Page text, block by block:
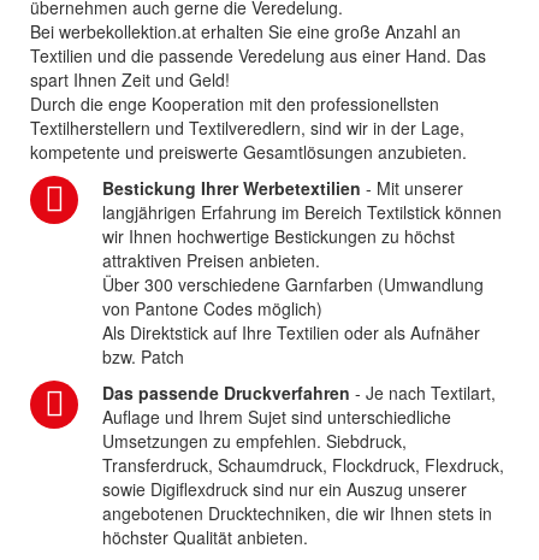
übernehmen auch gerne die Veredelung.
Bei werbekollektion.at erhalten Sie eine große Anzahl an
Textilien und die passende Veredelung aus einer Hand. Das
spart Ihnen Zeit und Geld!
Durch die enge Kooperation mit den professionellsten
Textilherstellern und Textilveredlern, sind wir in der Lage,
kompetente und preiswerte Gesamtlösungen anzubieten.
Bestickung Ihrer Werbetextilien - Mit unserer
langjährigen Erfahrung im Bereich Textilstick können
wir Ihnen hochwertige Bestickungen zu höchst
attraktiven Preisen anbieten.
Über 300 verschiedene Garnfarben (Umwandlung
von Pantone Codes möglich)
Als Direktstick auf Ihre Textilien oder als Aufnäher
bzw. Patch
Das passende Druckverfahren - Je nach Textilart,
Auflage und Ihrem Sujet sind unterschiedliche
Umsetzungen zu empfehlen. Siebdruck,
Transferdruck, Schaumdruck, Flockdruck, Flexdruck,
sowie Digiflexdruck sind nur ein Auszug unserer
angebotenen Drucktechniken, die wir Ihnen stets in
höchster Qualität anbieten.